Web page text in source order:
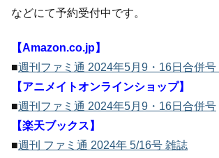
などにて予約受付中です。
【Amazon.co.jp】
■週刊ファミ通 2024年5月9・16日合併号
【アニメイトオンラインショップ】
■週刊ファミ通 2024年5月9・16日合併号
【楽天ブックス】
■週刊 ファミ通 2024年 5/16号 雑誌